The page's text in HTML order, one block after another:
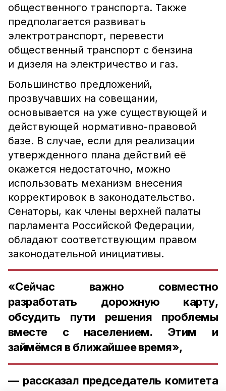
общественного транспорта. Также
предполагается развивать
электротранспорт, перевести
общественный транспорт с бензина
и дизеля на электричество и газ.
Большинство предложений,
прозвучавших на совещании,
основывается на уже существующей и
действующей нормативно-правовой
базе. В случае, если для реализации
утвержденного плана действий её
окажется недостаточно, можно
использовать механизм внесения
корректировок в законодательство.
Сенаторы, как члены верхней палаты
парламента Российской Федерации,
обладают соответствующим правом
законодательной инициативы.
«Сейчас важно совместно
разработать дорожную карту,
обсудить пути решения проблемы
вместе с населением. Этим и
займёмся в ближайшее время»,
— рассказал председатель комитета